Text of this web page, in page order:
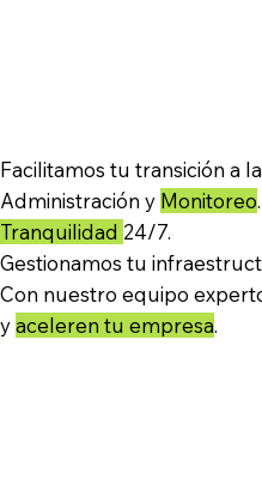
Facilitamos tu transición a
Administración y Monitoreo.
Tranquilidad 24/7.
Gestionamos tu
Con nuestro equipo
yaceleren tu empresa.